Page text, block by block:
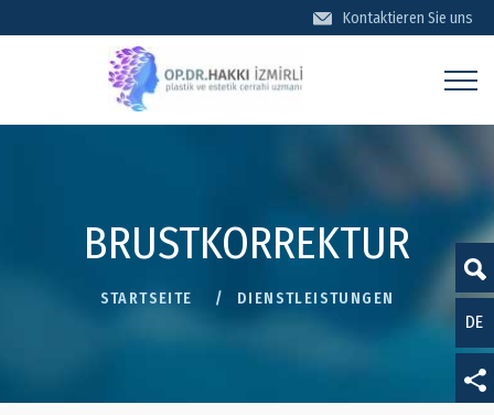
DE
TR
EN
Kontaktieren Sie uns
KONTAKTİEREN SİE UNS
BRUSTKORREKTUR
STARTSEITE DIENSTLEISTUNGEN